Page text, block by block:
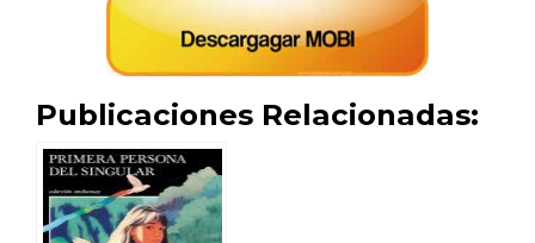
Publicaciones Relacionadas: